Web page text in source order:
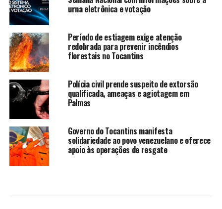
urna eletrônica e votação
Período de estiagem exige atenção
redobrada para prevenir incêndios
florestais no Tocantins
Polícia civil prende suspeito de extorsão
qualificada, ameaças e agiotagem em
Palmas
Governo do Tocantins manifesta
solidariedade ao povo venezuelano e oferece
apoio às operações de resgate